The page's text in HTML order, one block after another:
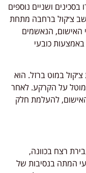
ושניים נוספים
צ׳קול ברחבה מתחת
האישום, הנאשמים
כובעי
במוט ברזל. הוא
מוטל על הקרקע. לאחר
להעלמת חלק
רצח בכוונה,
המתה בנסיבות של